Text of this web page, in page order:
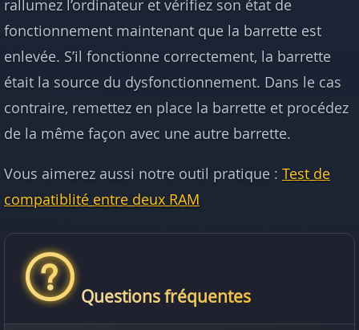
rallumez l’ordinateur et vérifiez son état de
fonctionnement maintenant que la barrette est
enlevée. S’il fonctionne correctement, la barrette
était la source du dysfonctionnement. Dans le cas
contraire, remettez en place la barrette et procédez
de la même façon avec une autre barrette.
Vous aimerez aussi notre outil pratique : Test de
compatiblité entre deux RAM
Questions fréquentes